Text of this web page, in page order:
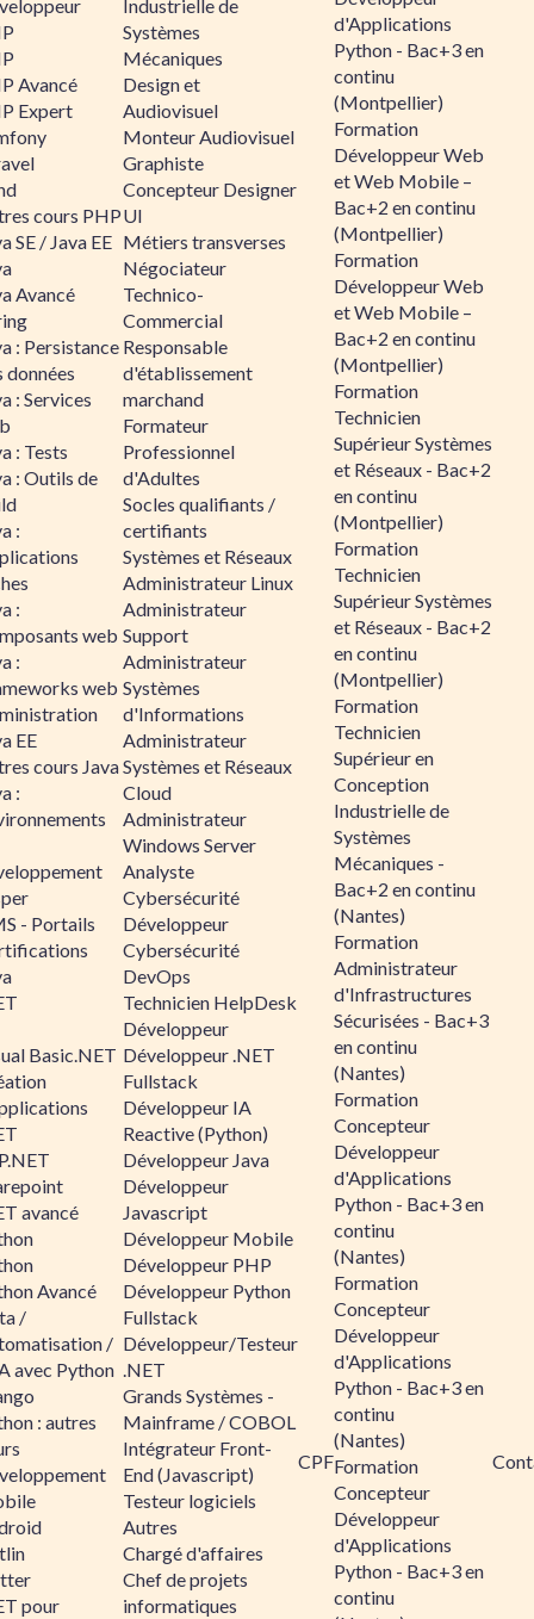
Avancé
Expert
cours PHP
SE / Java EE
Avancé
: Persistance
données
: Services
: Tests
: Outils de
:
:
web
:
web
EE
cours Java
:
- Portails
Basic.NET
avancé
Avancé
/
/
avec Python
: autres
pour
Industrielle de
Systèmes
Mécaniques
Design et
Audiovisuel
Monteur Audiovisuel
Graphiste
Concepteur Designer
UI
Métiers transverses
Négociateur
Technico-
Commercial
Responsable
d'établissement
marchand
Formateur
Professionnel
d'Adultes
Socles qualifiants /
certifiants
Systèmes et Réseaux
Administrateur Linux
Administrateur
Support
Administrateur
Systèmes
d'Informations
Administrateur
Systèmes et Réseaux
Cloud
Administrateur
Windows Server
Analyste
Cybersécurité
Développeur
Cybersécurité
DevOps
Technicien HelpDesk
Développeur
Développeur .NET
Fullstack
Développeur IA
Reactive (Python)
Développeur Java
Développeur
Javascript
Développeur Mobile
Développeur PHP
Développeur Python
Fullstack
Développeur/Testeur
.NET
Grands Systèmes -
Mainframe / COBOL
Intégrateur Front-
End (Javascript)
Testeur logiciels
Autres
Chargé d'affaires
Chef de projets
informatiques
CPF
d'Applications
Python - Bac+3 en
continu
(Montpellier)
Formation
Développeur Web
et Web Mobile –
Bac+2 en continu
(Montpellier)
Formation
Développeur Web
et Web Mobile –
Bac+2 en continu
(Montpellier)
Formation
Technicien
Supérieur Systèmes
et Réseaux - Bac+2
en continu
(Montpellier)
Formation
Technicien
Supérieur Systèmes
et Réseaux - Bac+2
en continu
(Montpellier)
Formation
Technicien
Supérieur en
Conception
Industrielle de
Systèmes
Mécaniques -
Bac+2 en continu
(Nantes)
Formation
Administrateur
d'Infrastructures
Sécurisées - Bac+3
en continu
(Nantes)
Formation
Concepteur
Développeur
d'Applications
Python - Bac+3 en
continu
(Nantes)
Formation
Concepteur
Développeur
d'Applications
Python - Bac+3 en
continu
(Nantes)
Formation
Concepteur
Développeur
d'Applications
Python - Bac+3 en
continu